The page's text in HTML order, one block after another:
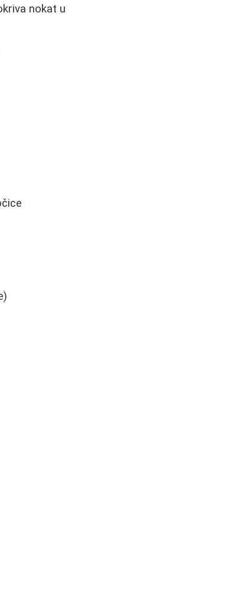
nokat u